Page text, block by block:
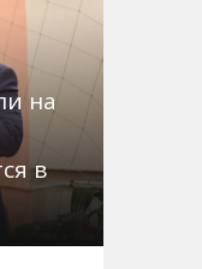
на
в